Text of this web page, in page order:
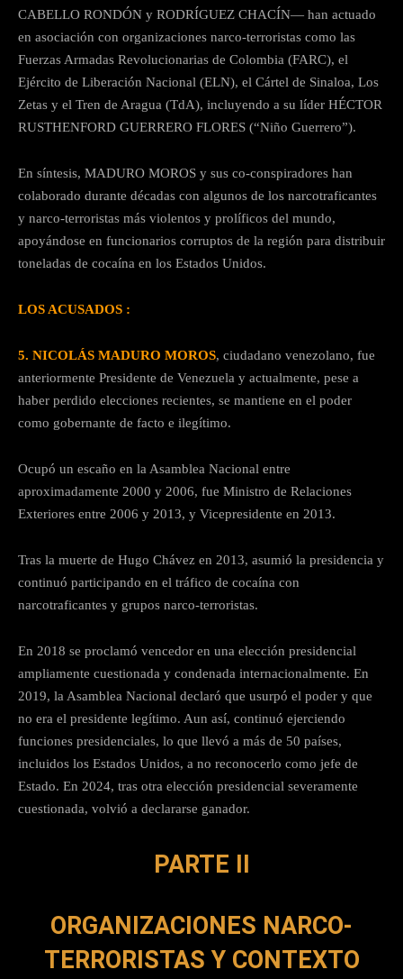
CABELLO RONDÓN y RODRÍGUEZ CHACÍN— han actuado
en asociación con organizaciones narco-terroristas como las
Fuerzas Armadas Revolucionarias de Colombia (FARC), el
Ejército de Liberación Nacional (ELN), el Cártel de Sinaloa, Los
Zetas y el Tren de Aragua (TdA), incluyendo a su líder HÉCTOR
RUSTHENFORD GUERRERO FLORES (“Niño Guerrero”).
En síntesis, MADURO MOROS y sus co-conspiradores han
colaborado durante décadas con algunos de los narcotraficantes
y narco-terroristas más violentos y prolíficos del mundo,
apoyándose en funcionarios corruptos de la región para distribuir
toneladas de cocaína en los Estados Unidos.
LOS ACUSADOS :
5. NICOLÁS MADURO MOROS, ciudadano venezolano, fue
anteriormente Presidente de Venezuela y actualmente, pese a
haber perdido elecciones recientes, se mantiene en el poder
como gobernante de facto e ilegítimo.
Ocupó un escaño en la Asamblea Nacional entre
aproximadamente 2000 y 2006, fue Ministro de Relaciones
Exteriores entre 2006 y 2013, y Vicepresidente en 2013.
Tras la muerte de Hugo Chávez en 2013, asumió la presidencia y
continuó participando en el tráfico de cocaína con
narcotraficantes y grupos narco-terroristas.
En 2018 se proclamó vencedor en una elección presidencial
ampliamente cuestionada y condenada internacionalmente. En
2019, la Asamblea Nacional declaró que usurpó el poder y que
no era el presidente legítimo. Aun así, continuó ejerciendo
funciones presidenciales, lo que llevó a más de 50 países,
incluidos los Estados Unidos, a no reconocerlo como jefe de
Estado. En 2024, tras otra elección presidencial severamente
cuestionada, volvió a declararse ganador.
PARTE II
ORGANIZACIONES NARCO-
TERRORISTAS Y CONTEXTO